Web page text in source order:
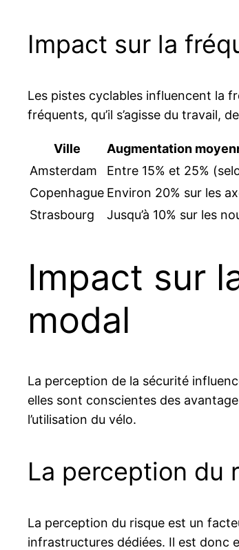
Impact sur la
Les pistes cyclables influencent la
fréquents, qu’il s’agisse du travail,
Ville
Augmentation
Amsterdam
Entre 15% et 25%
Copenhague Environ 20% sur les
Strasbourg
Jusqu’à 10% sur les
Impact sur
modal
La perception de la sécurité
elles sont conscientes des
l’utilisation du vélo.
La perception du
La perception du risque est un
infrastructures dédiées. Il est donc